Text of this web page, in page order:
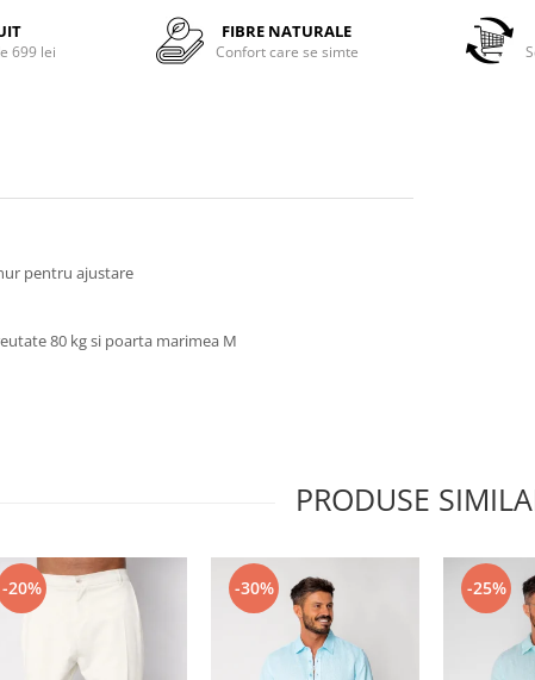
699 lei
FIBRE NATURALE
Confort care se simte
pentru ajustare
80 kg si poarta marimea M
PRODUSE
-20% -30% -25%